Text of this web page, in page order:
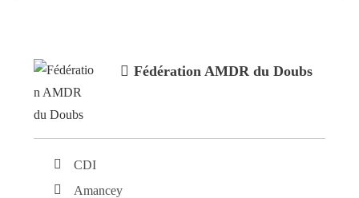
Fédération AMDR du Doubs
CDI
Amancey